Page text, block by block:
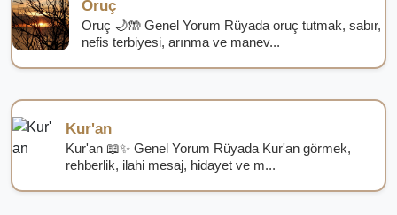
Oruç
Oruç 🌙🤲 Genel Yorum Rüyada oruç tutmak, sabır,
nefis terbiyesi, arınma ve manev...
Kur'an
Kur'an 📖✨ Genel Yorum Rüyada Kur'an görmek,
rehberlik, ilahi mesaj, hidayet ve m...